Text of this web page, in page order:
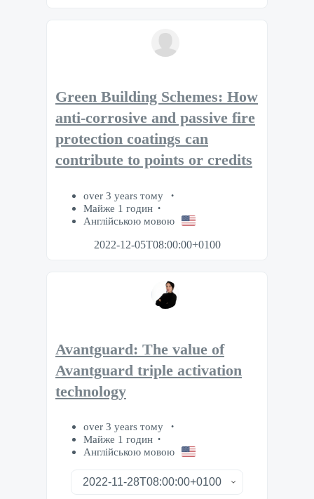
Green Building Schemes: How
anti-corrosive and passive fire
protection coatings can
contribute to points or credits
over 3 years тому
Майже 1 годин
Англійською мовою
2022-12-05T08:00:00+0100
Avantguard: The value of
Avantguard triple activation
technology
over 3 years тому
Майже 1 годин
Англійською мовою